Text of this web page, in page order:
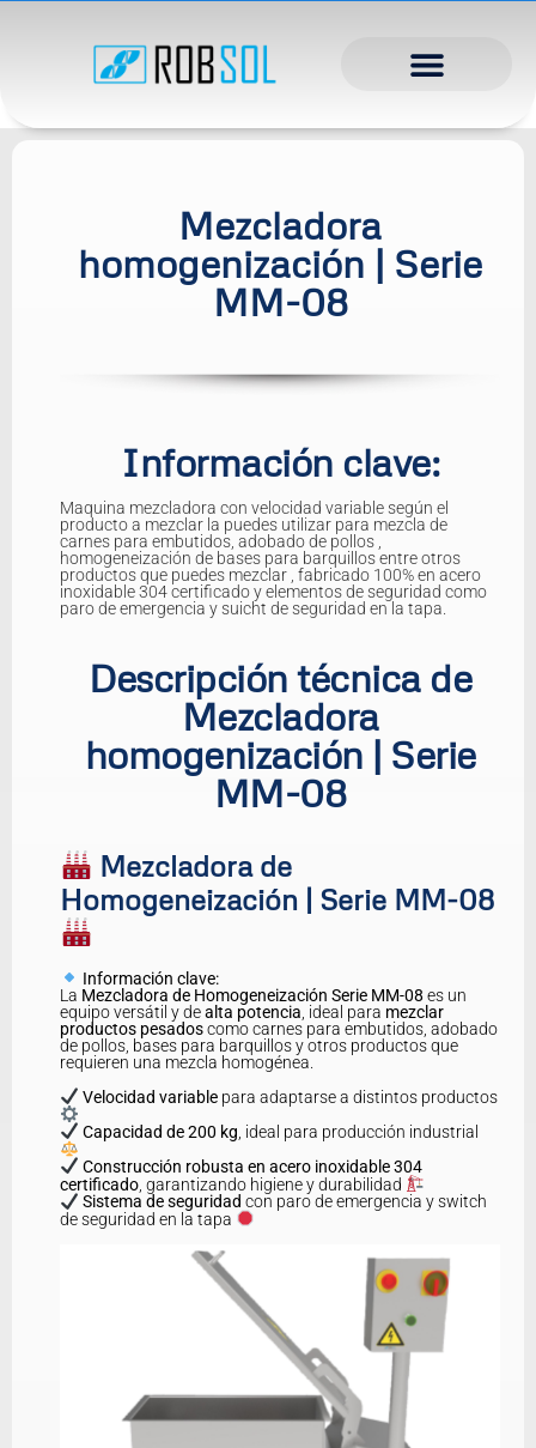
Mezcladora
homogenización | Serie
MM-08
Información clave:
Maquina mezcladora con velocidad variable según el
producto a mezclar la puedes utilizar para mezcla de
carnes para embutidos, adobado de pollos ,
homogeneización de bases para barquillos entre otros
productos que puedes mezclar , fabricado 100% en acero
inoxidable 304 certificado y elementos de seguridad como
paro de emergencia y suicht de seguridad en la tapa.
Descripción técnica de
Mezcladora
homogenización | Serie
MM-08
Mezcladora de
Homogeneización | Serie MM-08
Información clave:
La Mezcladora de Homogeneización Serie MM-08 es un
equipo versátil y dealta potencia , ideal para mezclar
productos pesadoscomo carnes para embutidos, adobado
de pollos, bases para barquillos y otros productos que
requieren una mezcla homogénea.
Velocidad variablepara adaptarse a distintos productos
Capacidad de 200 kg , ideal para producción industrial
Construcción robusta en acero inoxidable 304
certificado , garantizando higiene y durabilidad
Sistema de seguridad con paro de emergencia y switch
de seguridad en la tapa